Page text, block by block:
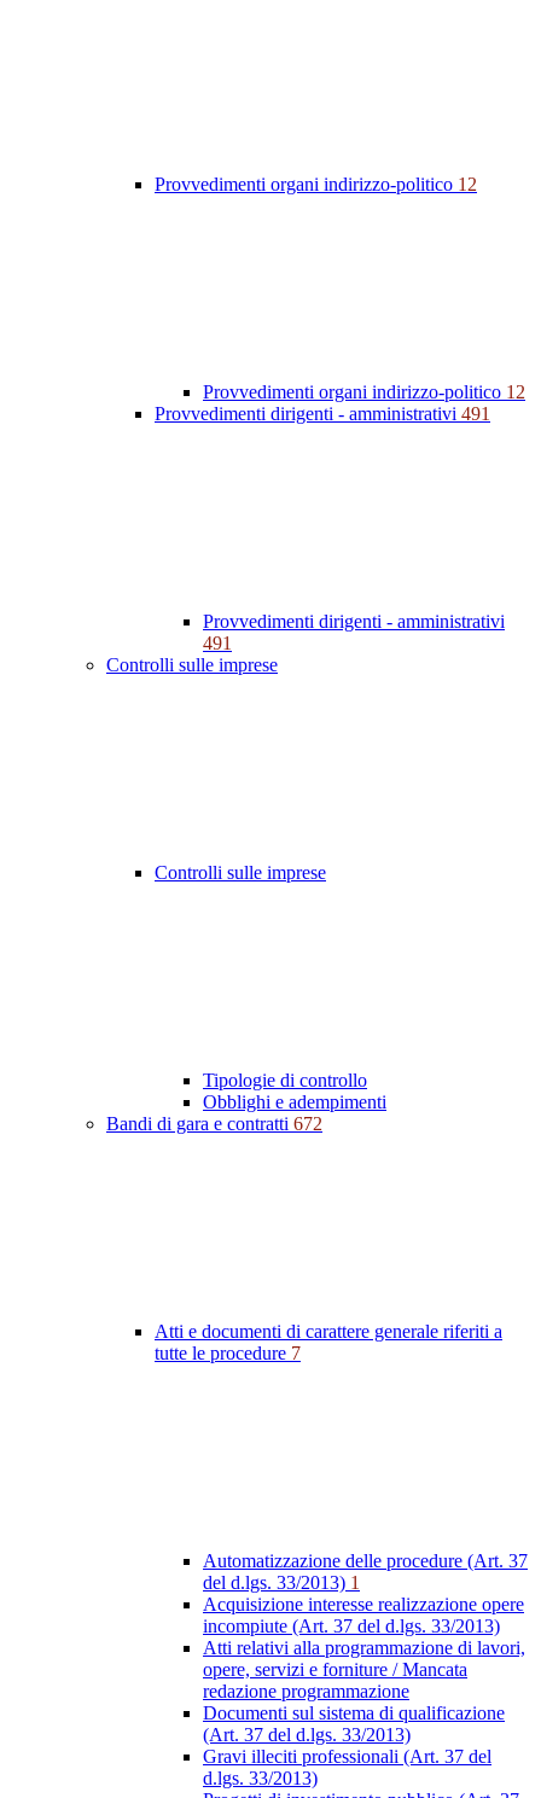
Provvedimenti organi indirizzo-politico 12
Provvedimenti organi indirizzo-politico 12
Provvedimenti dirigenti - amministrativi 491
Provvedimenti dirigenti - amministrativi
491
Controlli sulle imprese
Controlli sulle imprese
Tipologie di controllo
Obblighi e adempimenti
Bandi di gara e contratti 672
Atti e documenti di carattere generale riferiti a
tutte le procedure 7
Automatizzazione delle procedure (Art. 37
del d.lgs. 33/2013) 1
Acquisizione interesse realizzazione opere
incompiute (Art. 37 del d.lgs. 33/2013)
Atti relativi alla programmazione di lavori,
opere, servizi e forniture / Mancata
redazione programmazione
Documenti sul sistema di qualificazione
(Art. 37 del d.lgs. 33/2013)
Gravi illeciti professionali (Art. 37 del
d.lgs. 33/2013)